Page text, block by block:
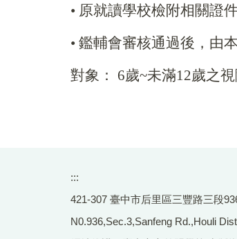
• 原就讀學校檢附相關證
• 鑑輔會審核通過後，由
對象： 6歲~未滿12歲之
:::
421-307 臺中市后里區三豐路三段
N0.936,Sec.3,Sanfeng Rd.,Houli